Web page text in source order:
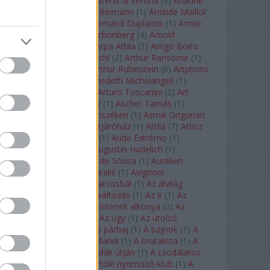
Aribert Reimann (1 ) Aristide Maillol
(3) Arleen Auger Armand Duplantis (1 ) Armie
Arnold Schönberg (4) Arnold
Schwarzenegger
Árpa Attila (1 ) Arrigo Boito
(2) Artemisia Gentileschi (2) Arthur Ransome (1 )
Arthur Rimbaud
Arthur Rubinstein (8) Artphoto
Arturo Benedetti Michelangeli (1 )
Arturo Di Modica
Arturo Toscanini (2) Art
Garfunkel
Art Shay (1 ) Ascher Tamás (1 )
Ascher Tamás Háromszéken (1 ) Asmik Grigorian
Átjáróház (1 ) Attila (7) Attisz
Aubrey Beardsley (1 ) Aude Extrémo (1 )
Audrey Hepburn
Augustin Hadelich (1 )
Aurelianus
Aurelia de Sousa (1 ) Aurélien
Pascal
Aurora borealis (1 ) Avignoni
Az álarcosbál (1 ) Az alvilág
professzora
Az átváltozás (1 ) Az ír (1 ) Az
isenheimi oltár
Az istenek alkonya (2) Az
olvasás éjszakája
Az ügy (1 ) Az utolsó
Az utolsó párbaj (1 ) A bajnok (1 ) A
bálna
A bolygó hollandi (1 ) A brutalista (1 ) A
Chorus Line
A csodák útján (1 ) A csodálatos
mandarin
A csütörtöki nyomozó-klub (1 ) A